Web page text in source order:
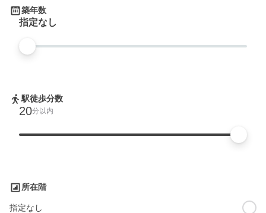
築年数
指定なし
駅徒歩分数
20分以内
所在階
指定なし